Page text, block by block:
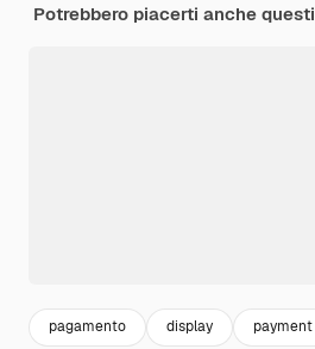
Potrebbero piacerti anche
pagamento display payment